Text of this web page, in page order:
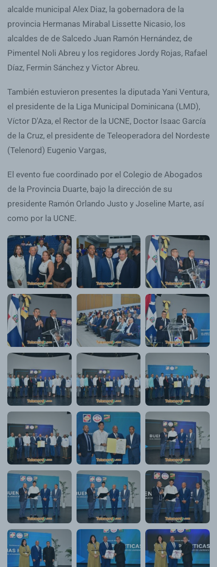
alcalde municipal Alex Diaz, la gobernadora de la
provincia Hermanas Mirabal Lissette Nicasio, los
alcaldes de de Salcedo Juan Ramón Hernández, de
Pimentel Noli Abreu y los regidores Jordy Rojas, Rafael
Díaz, Fermin Sánchez y Victor Abreu.
También estuvieron presentes la diputada Yani Ventura,
el presidente de la Liga Municipal Dominicana (LMD),
Víctor D'Aza, el Rector de la UCNE, Doctor Isaac García
de la Cruz, el presidente de Teleoperadora del Nordeste
(Telenord) Eugenio Vargas,
El evento fue coordinado por el Colegio de Abogados
de la Provincia Duarte, bajo la dirección de su
presidente Ramón Orlando Justo y Joseline Marte, así
como por la UCNE.